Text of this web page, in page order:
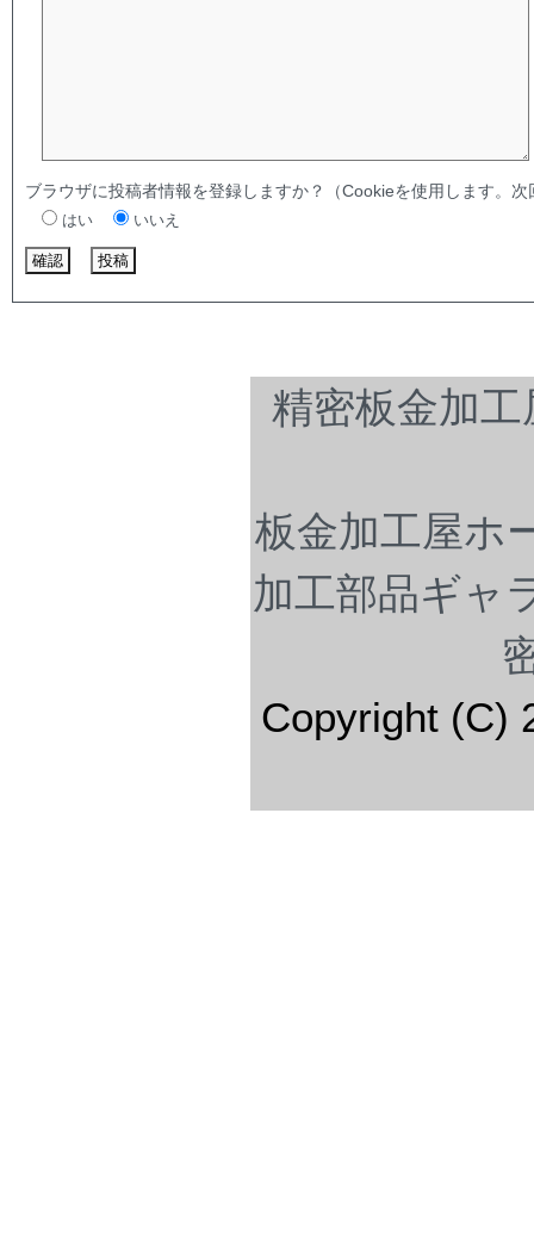
ブラウザに投稿者情報を登録しますか？（Cookieを使用します。
はい いいえ
精密板金加
板金加工屋ホ
加工部品ギャ
Copyright (C)